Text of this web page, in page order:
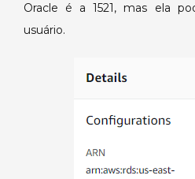
Oracle é a 1521, mas ela
usuário.